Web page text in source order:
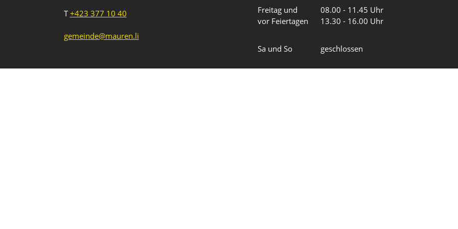
T+423 377 10 40
gemeinde@mauren.li
Freitag und
vor Feiertagen
08.00 - 11.45 Uhr
13.30 - 16.00 Uhr
Sa und So geschlossen